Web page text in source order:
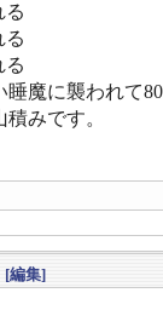
る
る
る
魔に襲われて
みです。
[編集]